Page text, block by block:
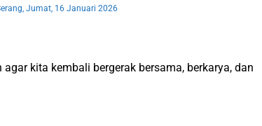
Jumat, 16 Januari 2026
kita kembali bergerak bersama, berkarya, dan